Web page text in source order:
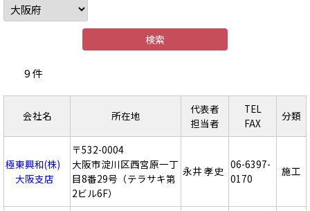
9 件
会社名 所在地
代表者
担当者
TEL
FAX
分類
極東興和(株)
大阪支店
〒532-0004
大阪市淀川区西宮原一丁
目8番29号（テラサキ第
2ビル6F）
永井 孝史 06-6397-
0170
施工